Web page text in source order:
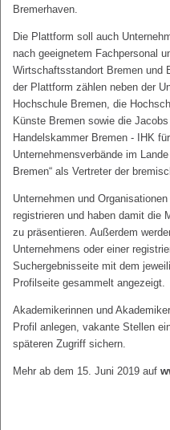
Bremerhaven.
Die Plattform soll auch
nach geeignetem Fachpersonal
Wirtschaftsstandort Bremen und
der Plattform zählen neben der
Hochschule Bremen, die
Künste Bremen sowie die
Handelskammer Bremen - IHK
Unternehmensverbände im
Bremen“ als Vertreter der
Unternehmen und
registrieren und haben damit die
zu präsentieren. Außerdem
Unternehmens oder einer
Suchergebnisseite mit dem
Profilseite gesammelt angezeigt.
Akademikerinnen und
Profil anlegen, vakante Stellen
späteren Zugriff sichern.
Mehr ab dem 15. Juni 2019 auf